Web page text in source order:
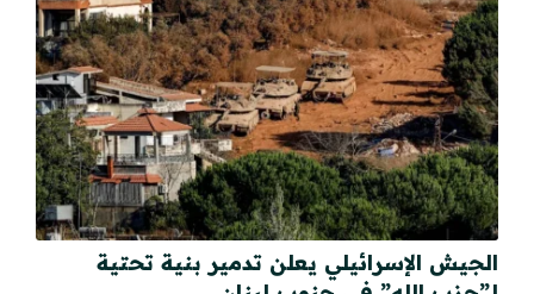
الجيش الإسرائيلي يعلن تدمير بنية تحتية